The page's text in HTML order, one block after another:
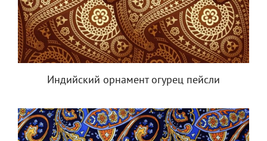
Индийский орнамент огурец пейсли